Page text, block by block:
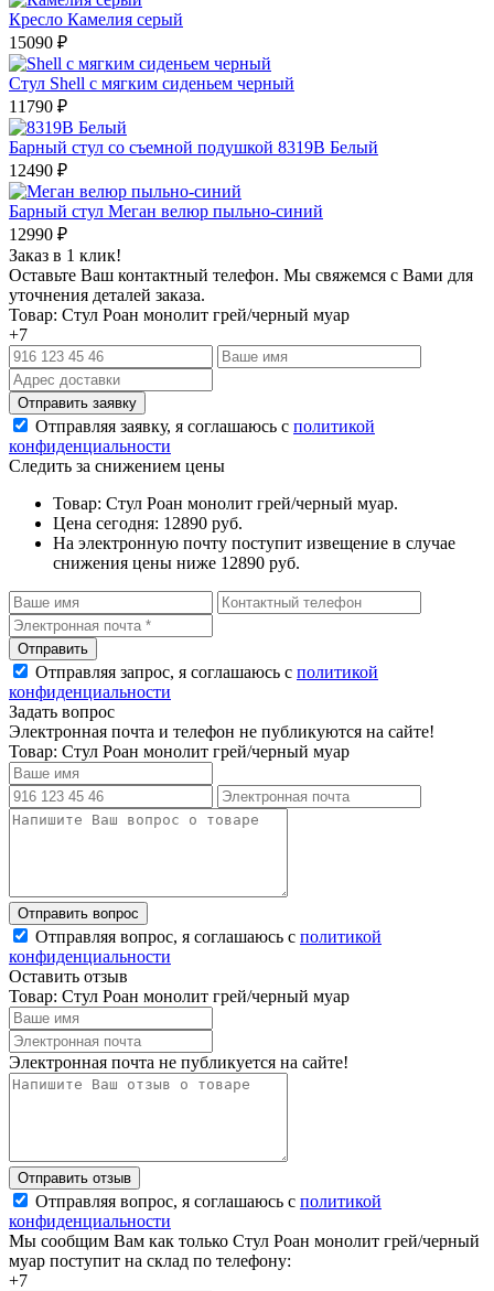
Кресло Камелия серый
15090 ₽
Стул Shell с мягким сиденьем черный
11790 ₽
Барный стул со съемной подушкой 8319B Белый
12490 ₽
Барный стул Меган велюр пыльно-синий
12990 ₽
Заказ в 1 клик!
Оставьте Ваш контактный телефон. Мы свяжемся с Вами для
уточнения деталей заказа.
Товар: Стул Роан монолит грей/черный муар
+7
Отправляя заявку, я соглашаюсь с политикой
конфиденциальности
Следить за снижением цены
Товар: Стул Роан монолит грей/черный муар.
Цена сегодня: 12890 руб.
На электронную почту поступит извещение в случае
снижения цены ниже 12890 руб.
Отправляя запрос, я соглашаюсь с политикой
конфиденциальности
Задать вопрос
Электронная почта и телефон не публикуются на сайте!
Товар: Стул Роан монолит грей/черный муар
Отправляя вопрос, я соглашаюсь с политикой
конфиденциальности
Оставить отзыв
Товар: Стул Роан монолит грей/черный муар
Электронная почта не публикуется на сайте!
Отправляя вопрос, я соглашаюсь с политикой
конфиденциальности
Мы сообщим Вам как только Стул Роан монолит грей/черный
муар поступит на склад по телефону:
+7